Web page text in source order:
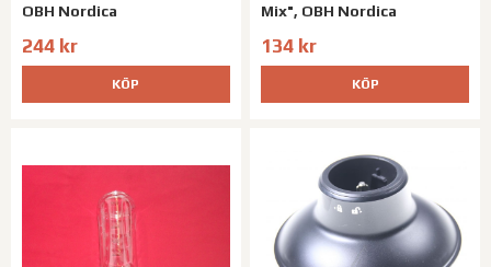
OBH Nordica
244 kr
KÖP
Mix", OBH Nordica
134 kr
KÖP